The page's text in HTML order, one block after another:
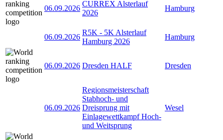
06.09.2026
CURREX Alsterlauf
2026
Hamburg
06.09.2026
R5K - 5K Alsterlauf
Hamburg 2026
Hamburg
06.09.2026 Dresden HALF Dresden
06.09.2026
Regionsmeisterschaft
Stabhoch- und
Dreisprung mit
Einlagewettkampf Hoch-
und Weitsprung
Wesel